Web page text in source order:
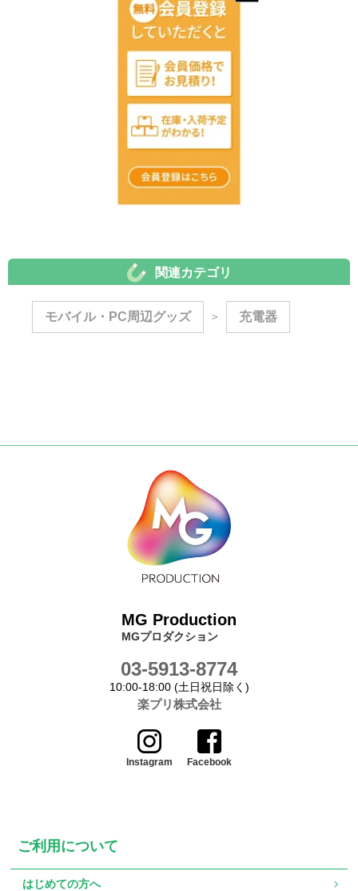
関連カテゴリ
モバイル・PC周辺グッズ > 充電器
MG Production
MGプロダクション
03-5913-8774
10:00-18:00 (土日祝日除く)
楽プリ株式会社
Instagram Facebook
ご利用について
はじめての方へ